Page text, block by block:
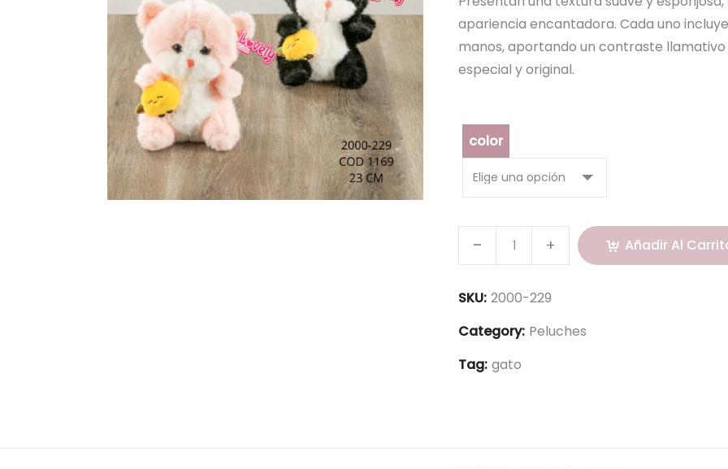
apariencia encantadora. Cada uno
manos, aportando un contraste
especial y original.
color
Añadir Al
SKU: 2000-229
Category: Peluches
Tag: gato